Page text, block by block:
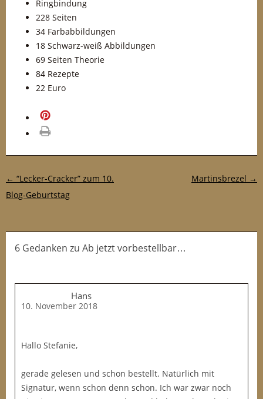
Ringbindung
228 Seiten
34 Farbabbildungen
18 Schwarz-weiß Abbildungen
69 Seiten Theorie
84 Rezepte
22 Euro
Post-Navigation
← “Lecker-Cracker” zum 10.
Blog-Geburtstag
Martinsbrezel →
6 Gedanken zu Ab jetzt vorbestellbar…
Hans
10. November 2018
Hallo Stefanie,
gerade gelesen und schon bestellt. Natürlich mit
Signatur, wenn schon denn schon. Ich war zwar noch